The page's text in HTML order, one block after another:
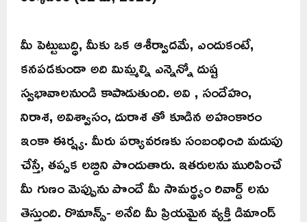
మీ పెట్టుబుద్ధి, మీకు ఒక ఆశీర్వాదమే, ఎందుకంటే,
కనపడకుండా అది మిమ్మల్ని ఎన్నెన్నో దుష్ట
స్వభావాలనుండి కాపాడుతుంది. అవి , సందేహం,
నిరాశ, అవిశ్వాసం, దురాశ తో కూడిన అహంకారం
ఇంకా ఈర్ష్య. మీరు పర్యావరణకు సంబంధించి మదుపు
చేస్తే, తప్పక లబ్దిని పొందుతారు. ఇతరులను మురిపించే
మీ గుణం మెప్పును పొందే మీ సామర్థ్యం రివార్డ్ లను
తెస్తుంది. రొమాన్స్- అనేది మీ ప్రియమైన వ్యక్తి డిమాండ్